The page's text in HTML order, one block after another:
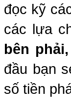
đọc kỹ
các lựa
bên
đầu bạn
số tiền